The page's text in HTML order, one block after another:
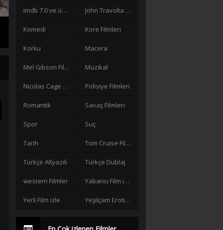
imdb 7.0 ve üzeri filmler John Travolta Filmleri
Komedi Kore Filmleri
Korku Macera
Mel Gibson Filmleri Müzikal
Nicolas Cage Filmleri Polisiye Filmleri
Romantik Savaş Filmlerı
Spor Suç
Tarih Tom Cruise Filmleri izle
Türkçe Altyazılı Türkçe Dublaj
western Filmler Yabancı Film izle
Yerli Film izle Yeşilçam Erotik +18